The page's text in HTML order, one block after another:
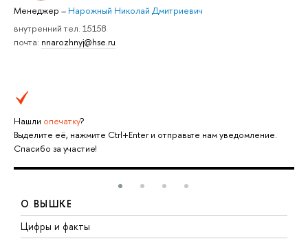
Менеджер – Нарожный Николай Дмитриевич
внутренний тел. 15158
почта: nnarozhnyj@hse.ru
Нашли опечатку?
Выделите её, нажмите Ctrl+Enter и отправьте нам уведомление.
Спасибо за участие!
О ВЫШКЕ
Цифры и факты